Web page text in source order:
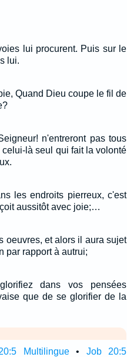
lui procurent. Puis sur le
lui.
Quand Dieu coupe le fil de
n'entreront pas tous
là seul qui fait la volonté
les endroits pierreux, c'est
aussitôt avec joie;…
oeuvres, et alors il aura sujet
par rapport à autrui;
dans vos pensées
que de se glorifier de la
Multilingue• Job 20:5